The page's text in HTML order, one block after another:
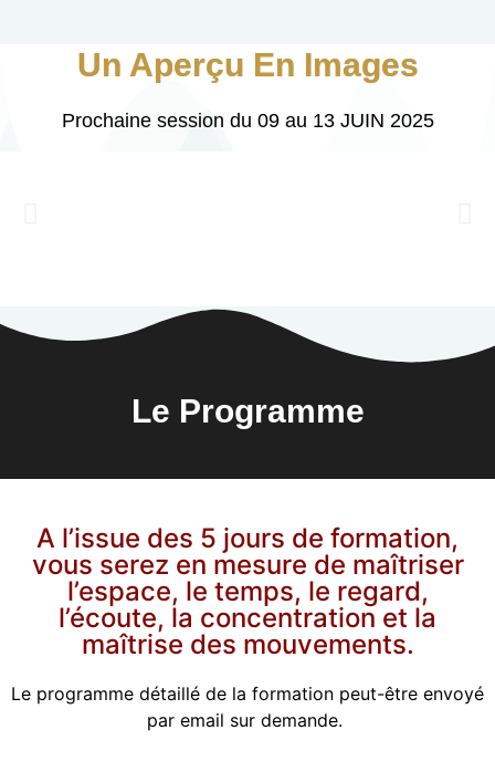
Un Aperçu En Images
Prochaine session du 09 au 13 JUIN 2025
Le Programme
A l’issue des 5 jours de formation,
vous serez en mesure de maîtriser
l’espace, le temps, le regard,
l’écoute, la concentration et la
maîtrise des mouvements.
Le programme détaillé de la formation peut-être envoyé
par email sur demande.